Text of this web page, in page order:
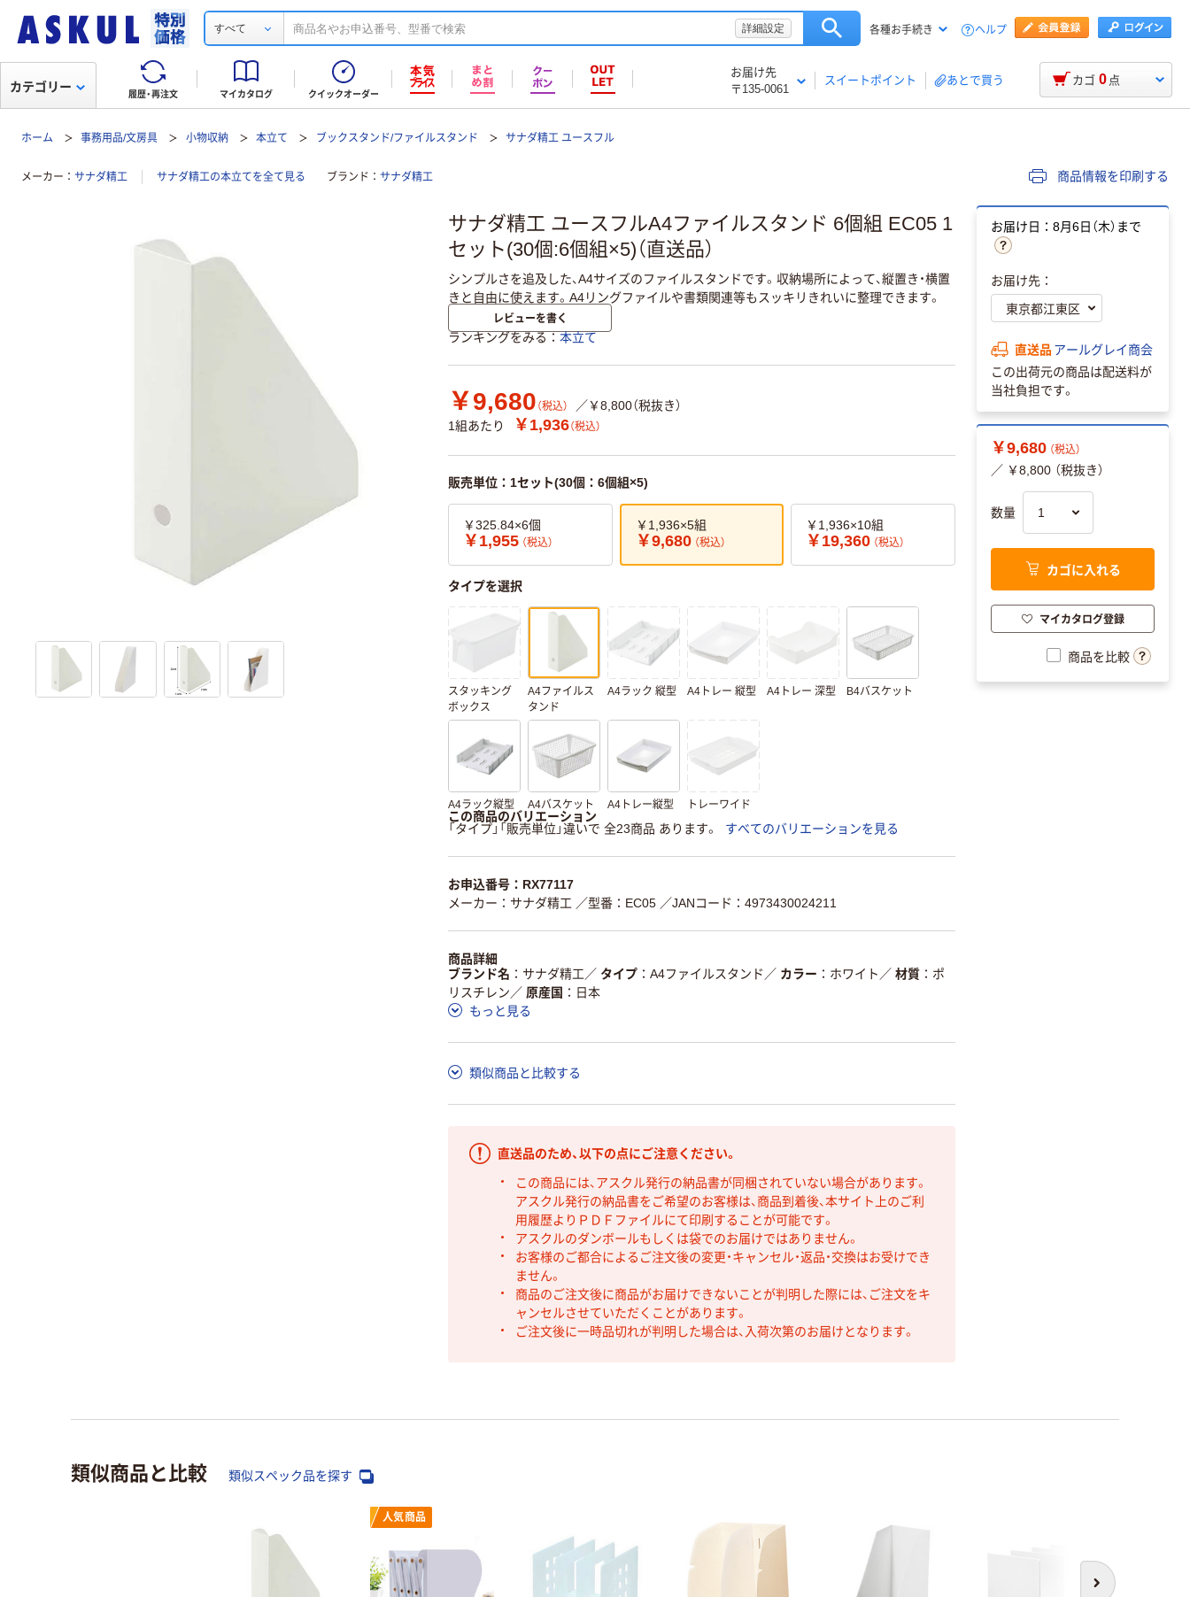
すべて 詳細設定 各種お手続き ヘルプ
履歴・再注文 マイカタログ クイックオーダー
お届け先
〒135-0061
スイートポイント あとで買う
カテゴリー カゴ 0 点
ホーム 事務用品/文房具 小物収納 本立て ブックスタンド/ファイルスタンド サナダ精工 ユースフル
メーカー サナダ精工 サナダ精工の本立てを全て見る ブランド サナダ精工 商品情報を印刷する
サナダ精工 ユースフルA4ファイルスタンド 6個組 EC05 1
セット(30個:6個組×5)（直送品）
シンプルさを追及した、A4サイズのファイルスタンドです。収納場所によって、縦置き・横置
きと自由に使えます。A4リングファイルや書類関連等もスッキリきれいに整理できます。
レビューを書く
ランキングをみる 本立て
￥9,680 （税込）
／￥8,800（税抜き）
1組あたり
￥1,936（税込）
販売単位：1セット(30個：6個組×5)
￥325.84×6個
￥1,955 （税込）
￥1,936×5組
￥9,680 （税込）
￥1,936×10組
￥19,360 （税込）
タイプを選択
スタッキング
ボックス
A4ファイルス
タンド
A4ラック 縦型 A4トレー 縦型 A4トレー 深型 B4バスケット
A4ラック縦型 A4バスケット A4トレー縦型 トレーワイド
この商品のバリエーション
「タイプ」「販売単位」違いで 全23商品 あります。
すべてのバリエーションを見る
お申込番号：RX77117
メーカー：サナダ精工 ／型番：EC05 ／JANコード：4973430024211
商品詳細
ブランド名
サナダ精工 ／ タイプ A4ファイルスタンド ／ カラー ホワイト ／ 材質
ポ
リスチレン ／ 原産国
日本
もっと見る
類似商品と比較する
直送品のため、以下の点にご注意ください。
この商品には、アスクル発行の納品書が同梱されていない場合があります。
アスクル発行の納品書をご希望のお客様は、商品到着後、本サイト上のご利
用履歴よりＰＤＦファイルにて印刷することが可能です。
アスクルのダンボールもしくは袋でのお届けではありません。
お客様のご都合によるご注文後の変更・キャンセル・返品・交換はお受けでき
ません。
商品のご注文後に商品がお届けできないことが判明した際には、ご注文をキ
ャンセルさせていただくことがあります。
ご注文後に一時品切れが判明した場合は、入荷次第のお届けとなります。
お届け日：8月6日（木）まで
お届け先：
直送品 アールグレイ商会
この出荷元の商品は配送料が
当社負担です。
￥9,680 （税込）
／ ￥8,800 （税抜き）
数量
カゴに入れる
マイカタログ登録
商品を比較
類似商品と比較 類似スペック品を探す
次へ
人気商品